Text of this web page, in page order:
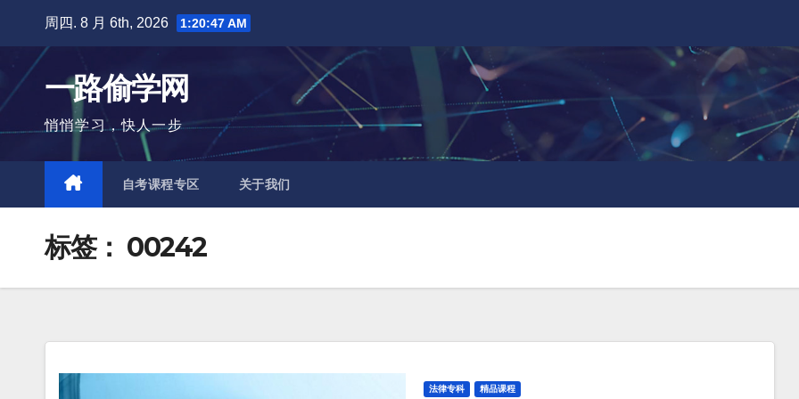
容
周四. 8 月 6th, 2026 1:20:48 AM
一路偷学网
悄悄学习，快人一步
自考课程专区 关于我们
标签： 00242
法律专科 精品课程